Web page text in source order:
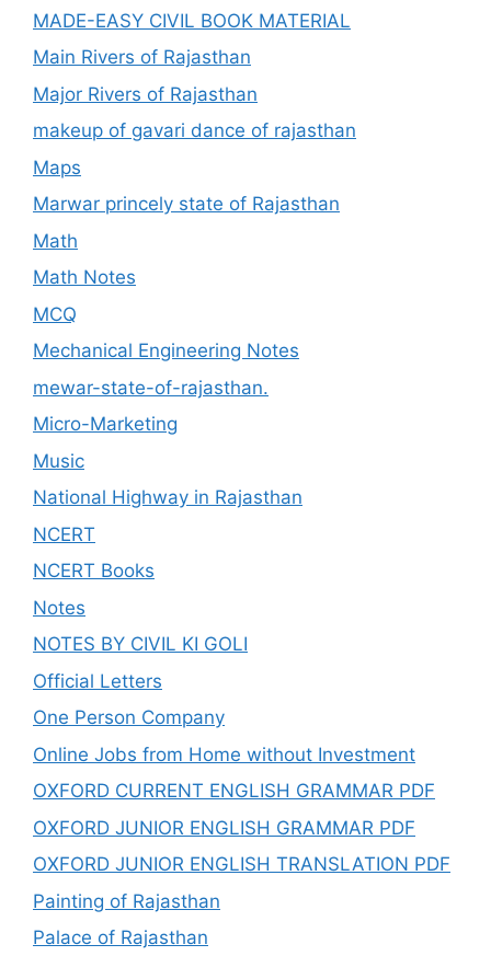
MADE-EASY CIVIL BOOK MATERIAL
Main Rivers of Rajasthan
Major Rivers of Rajasthan
makeup of gavari dance of rajasthan
Maps
Marwar princely state of Rajasthan
Math
Math Notes
MCQ
Mechanical Engineering Notes
mewar-state-of-rajasthan.
Micro-Marketing
Music
National Highway in Rajasthan
NCERT
NCERT Books
Notes
NOTES BY CIVIL KI GOLI
Official Letters
One Person Company
Online Jobs from Home without Investment
OXFORD CURRENT ENGLISH GRAMMAR PDF
OXFORD JUNIOR ENGLISH GRAMMAR PDF
OXFORD JUNIOR ENGLISH TRANSLATION PDF
Painting of Rajasthan
Palace of Rajasthan